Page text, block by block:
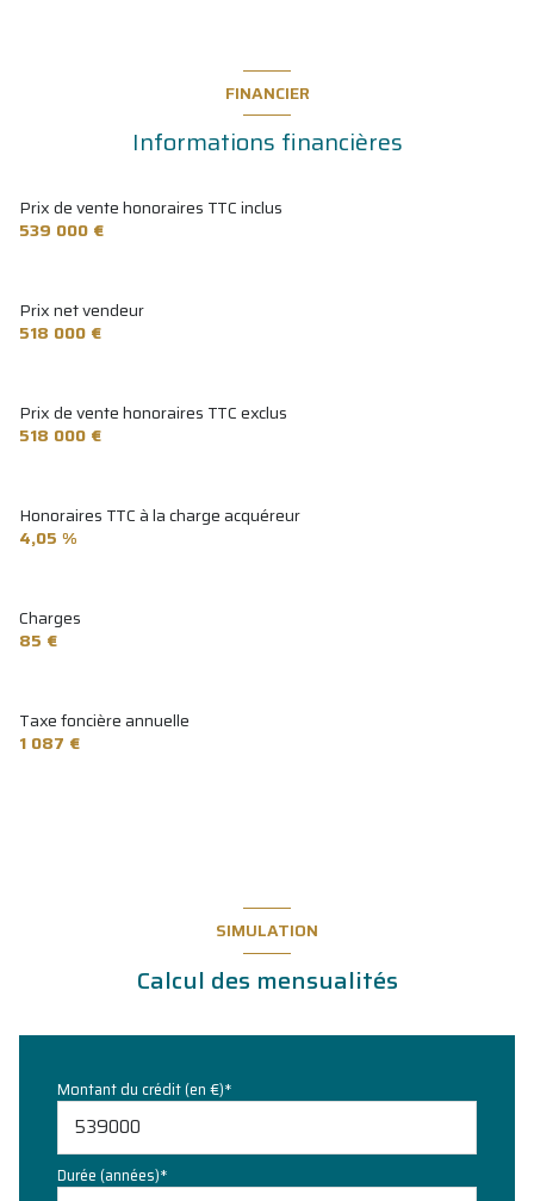
FINANCIER
Informations financières
Prix de vente honoraires TTC inclus
539 000 €
Prix net vendeur
518 000 €
Prix de vente honoraires TTC exclus
518 000 €
Honoraires TTC à la charge acquéreur
4,05 %
Charges
85 €
Taxe foncière annuelle
1 087 €
SIMULATION
Calcul des mensualités
Montant du crédit (en €)*
Durée (années)*